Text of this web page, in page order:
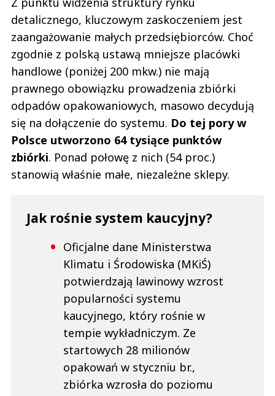
detalicznego, kluczowym zaskoczeniem jest
zaangażowanie małych przedsiębiorców. Choć
zgodnie z polską ustawą mniejsze placówki
handlowe (poniżej 200 mkw.) nie mają
prawnego obowiązku prowadzenia zbiórki
odpadów opakowaniowych, masowo decydują
się na dołączenie do systemu. Do tej pory w
Polsce utworzono 64 tysiące punktów
zbiórki. Ponad połowę z nich (54 proc.)
stanowią właśnie małe, niezależne sklepy.
Jak rośnie system kaucyjny?
Oficjalne dane Ministerstwa
Klimatu i Środowiska (MKiŚ)
potwierdzają lawinowy wzrost
popularności systemu
kaucyjnego, który rośnie w
tempie wykładniczym. Ze
startowych 28 milionów
opakowań w styczniu br.,
zbiórka wzrosła do poziomu